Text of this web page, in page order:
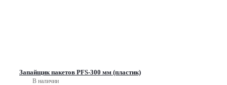
Запайщик пакетов PFS-300 мм (пластик)
В наличии